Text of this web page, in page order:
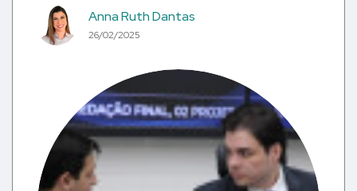
Anna Ruth Dantas
26/02/2025